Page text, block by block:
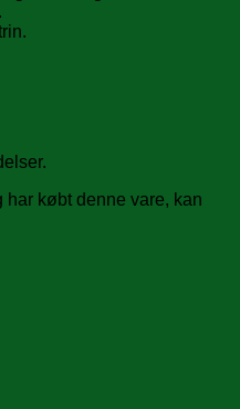
har købt denne vare, kan